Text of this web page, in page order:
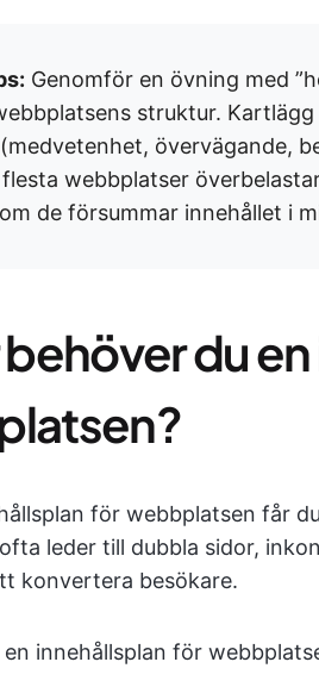
Genomför en övning med
struktur.
övervägande,
webbplatser
de försummar innehållet i
du
för webbplatsen får
leder till dubbla sidor,
konvertera besökare.
innehållsplan för